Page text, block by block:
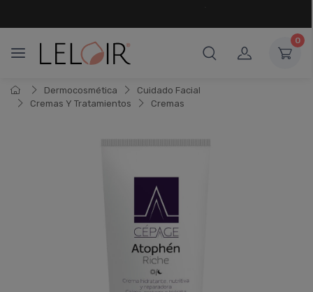
0
Dermocosmética
Cuidado Facial
Cremas Y Tratamientos
Cremas